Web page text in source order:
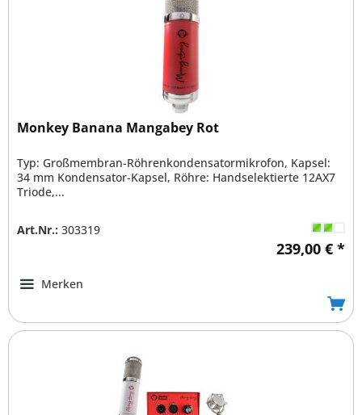
Monkey Banana Mangabey Rot
Typ: Großmembran-Röhrenkondensatormikrofon, Kapsel:
34 mm Kondensator-Kapsel, Röhre: Handselektierte 12AX7
Triode,...
Art.Nr.: 303319
239,00 € *
Merken